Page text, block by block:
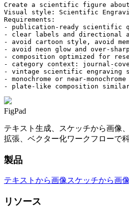
Create a scientific figure
Visual style: Scientific
Requirements:
- publication-ready scientific
- clear labels and directional
- avoid cartoon style, avoid
- avoid neon glow and over-
- composition optimized for
- category context: journal-
- vintage scientific engraving
- monochrome or near-
- plate-like composition
FigPad
テキスト生成、スケッチから画像
拡張、ベクター化ワークフローで
製品
テキストから画像スケッチから画像
リソース